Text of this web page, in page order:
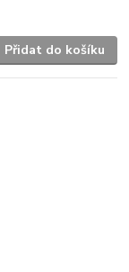
Přidat do košíku